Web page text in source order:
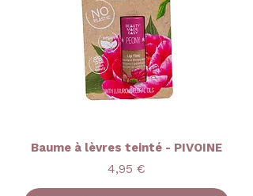
Baume à lèvres teinté - PIVOINE
Prix
4,95 €